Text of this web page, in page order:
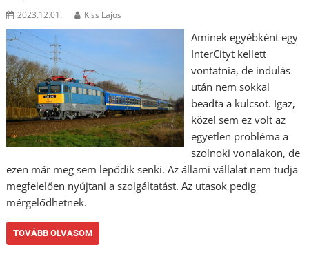
2023.12.01. Kiss Lajos
Aminek egyébként egy
InterCityt kellett
vontatnia, de indulás
után nem sokkal
beadta a kulcsot. Igaz,
közel sem ez volt az
egyetlen probléma a
szolnoki vonalakon, de
ezen már meg sem lepődik senki. Az állami vállalat nem tudja
megfelelően nyújtani a szolgáltatást. Az utasok pedig
mérgelődhetnek.
TOVÁBB OLVASOM